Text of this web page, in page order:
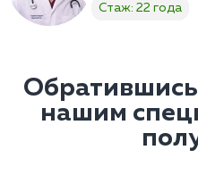
Стаж: 22 года
нашим